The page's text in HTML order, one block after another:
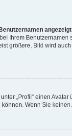
Ihrem
größere, Bild wird
„Profil“ einen
Wenn Sie